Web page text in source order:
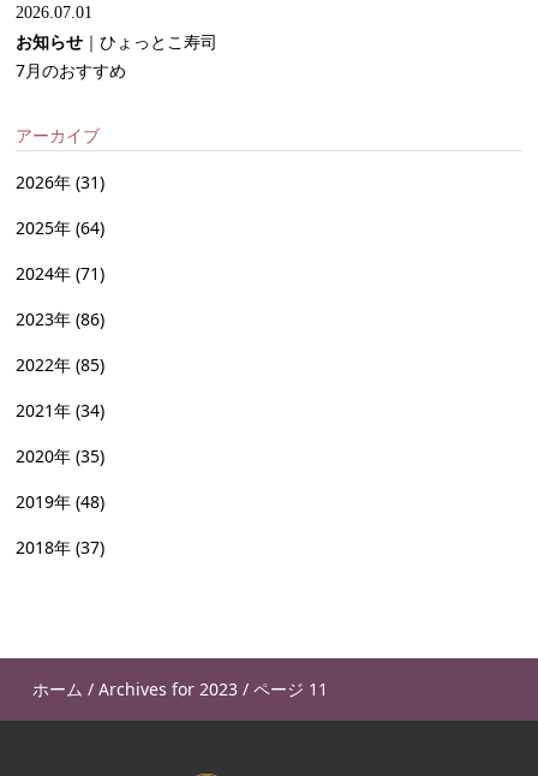
2026.07.01
お知らせ ｜ひょっとこ寿司
7月のおすすめ
アーカイブ
2026年 (31)
2025年 (64)
2024年 (71)
2023年 (86)
2022年 (85)
2021年 (34)
2020年 (35)
2019年 (48)
2018年 (37)
ホーム / Archives for 2023/ ページ 11